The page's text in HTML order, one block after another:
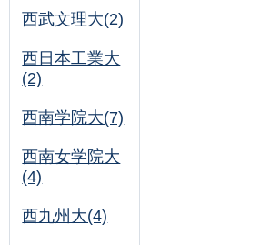
西武文理大(2)
西日本工業大
(2)
西南学院大(7)
西南女学院大
(4)
西九州大(4)